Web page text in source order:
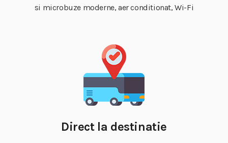
si microbuze moderne, aer conditionat, Wi-Fi
Direct la destinatie